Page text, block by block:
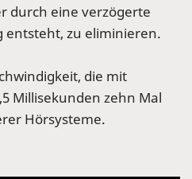
durch eine verzögerte
zu eliminieren.
die mit
Millisekunden zehn Mal
Hörsysteme.